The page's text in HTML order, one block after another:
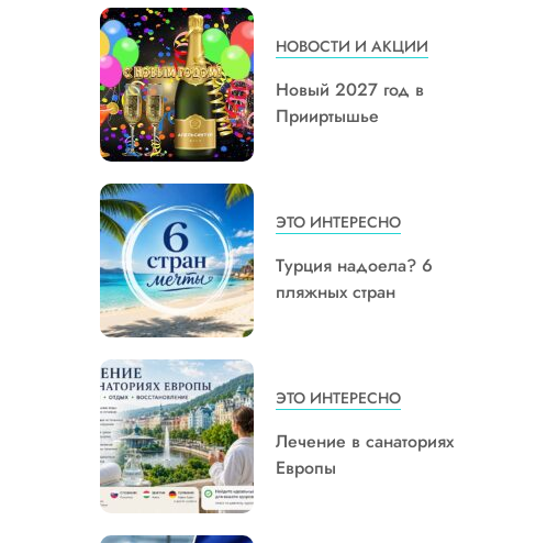
НОВОСТИ И АКЦИИ
Новый 2027 год в
Прииртышье
ЭТО ИНТЕРЕСНО
Турция надоела? 6
пляжных стран
ЭТО ИНТЕРЕСНО
Лечение в санаториях
Европы